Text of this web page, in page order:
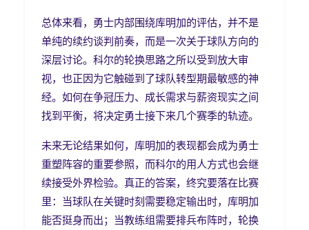
总体来看，勇士内部围绕库明加的评估，并不是
单纯的续约谈判前奏，而是一次关于球队方向的
深层讨论。科尔的轮换思路之所以受到放大审
视，也正因为它触碰到了球队转型期最敏感的神
经。如何在争冠压力、成长需求与薪资现实之间
找到平衡，将决定勇士接下来几个赛季的轨迹。
未来无论结果如何，库明加的表现都会成为勇士
重塑阵容的重要参照，而科尔的用人方式也会继
续接受外界检验。真正的答案，终究要落在比赛
里：当球队在关键时刻需要稳定输出时，库明加
能否挺身而出；当教练组需要排兵布阵时，轮换